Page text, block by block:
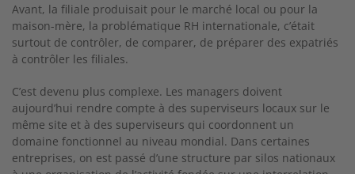
Avant, la filiale produisait pour le marché local ou pour la
maison-mère, la problématique RH internationale, c’était
surtout de contrôler, de comparer, de préparer des expatriés
à contrôler les filiales.
C’est devenu plus complexe. Les managers doivent
aujourd’hui rendre compte à des superviseurs locaux sur le
même site et à des superviseurs qui coordonnent un
domaine fonctionnel au niveau mondial. Dans certaines
entreprises, on est passé d’une structure par silos nationaux